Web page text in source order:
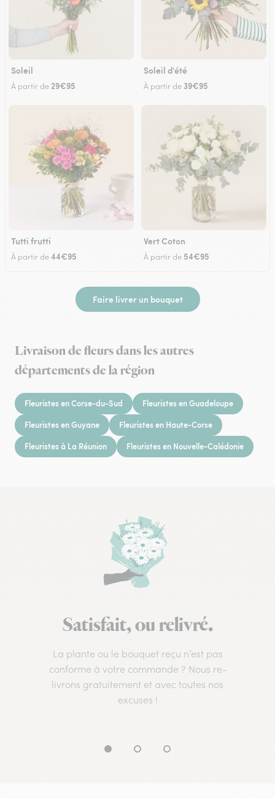
Soleil
À partir de 29€95
Soleil d'été
À partir de 39€95
Tutti frutti
À partir de44€95
Vert Coton
À partir de 54€95
Faire livrer un bouquet
Livraison de fleurs dans les autres
départements de la région
Fleuristes en Corse-du-Sud
Fleuristes en Guadeloupe
Fleuristes en Guyane
Fleuristes en Haute-Corse
Fleuristes à La Réunion
Fleuristes en Nouvelle-Calédonie
Satisfait, ou relivré.
La plante ou le bouquet reçu n’est pas
conforme à votre commande ? Nous re-
livrons gratuitement et avec toutes nos
excuses !